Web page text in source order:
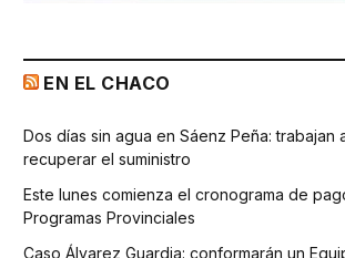
EN EL CHACO
Dos días sin agua en Sáenz Peña: trabajan
recuperar el suministro
Este lunes comienza el cronograma de
Programas Provinciales
Caso Álvarez Guardia: conformarán un